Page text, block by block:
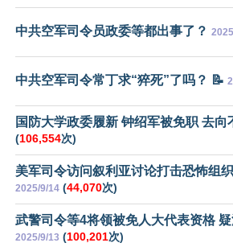
中共空军司令员政委等都出事了？
中共空军司令常丁求“猝死”了吗？ 📝
国防大学政委履新 钟绍军被免职 去向
(106,554次)
美军司令访问叙利亚讨论打击恐怖组
2025/9/14 (44,070次)
武警司令等4将领被免人大代表资格
2025/9/13 (100,201次)